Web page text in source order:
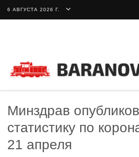
6 АВГУСТА 2026 Г.
Минздрав
статистику по
21 апреля